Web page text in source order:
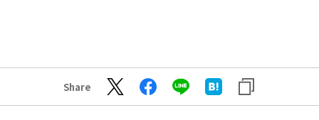
Share